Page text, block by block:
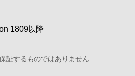
1809以降
証するものではありません